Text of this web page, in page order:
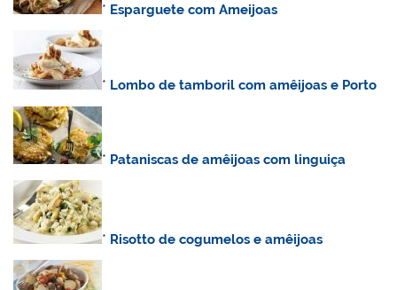
* Esparguete com Ameijoas
* Lombo de tamboril com amêijoas e Porto
* Pataniscas de amêijoas com linguiça
* Risotto de cogumelos e amêijoas